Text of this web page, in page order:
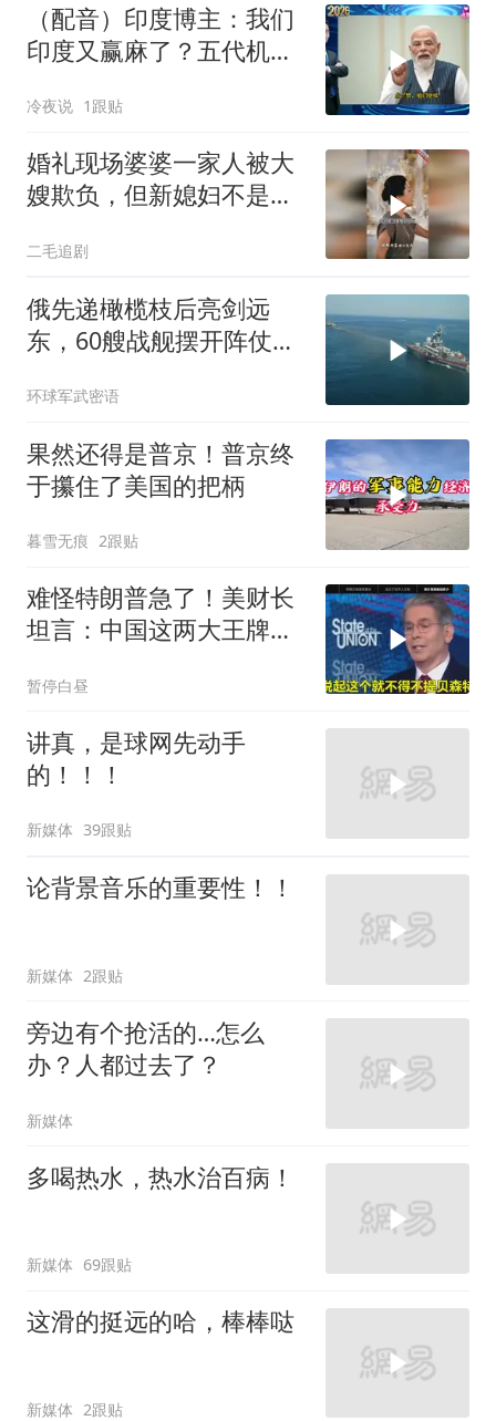
（配音）印度博主：我们
印度又赢麻了？五代机还
贴上了，欧洲还排着队求
合作
冷夜说 1跟贴
婚礼现场婆婆一家人被大
嫂欺负，但新媳妇不是好
二毛追剧
俄先递橄榄枝后亮剑远
东，60艘战舰摆开阵仗，
环球军武密语
果然还得是普京！普京终
于攥住了美国的把柄
暮雪无痕 2跟贴
难怪特朗普急了！美财长
坦言：中国这两大王牌，
暂停白昼
讲真，是球网先动手
的！！！
新媒体 39跟贴
论背景音乐的重要性！！
新媒体 2跟贴
旁边有个抢活的…怎么
办？人都过去了？
新媒体
多喝热水，热水治百病！
新媒体 69跟贴
这滑的挺远的哈，棒棒哒
新媒体 2跟贴